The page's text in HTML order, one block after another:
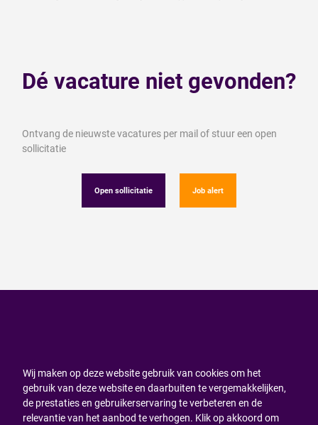
Dé vacature niet gevonden?
Ontvang de nieuwste vacatures per mail of stuur een open
sollicitatie
Open sollicitatie Job alert
Wij maken op deze website gebruik van cookies om het
gebruik van deze website en daarbuiten te vergemakkelijken,
de prestaties en gebruikerservaring te verbeteren en de
relevantie van het aanbod te verhogen. Klik op akkoord om